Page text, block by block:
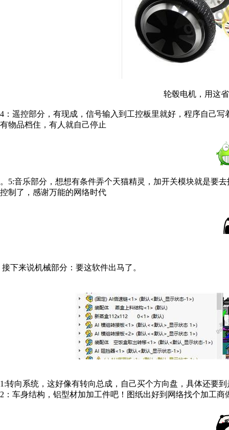
轮毂电机，用这
4：遥控部分，有现成，信号输入到工控板里就好，程序自己
有物品档住，有人就自己停止
。5:音乐部分，想想有条件弄个天猫精灵，加开关模块就是要
控制了，感谢万能的网络时代
接下来说机械部分：要这软件出马了。
1:转向系统，这好像有转向总成，自己买个方向盘，具体还要
2：车身结构，铝型材加加工件吧！图纸出好到网络找个加工商